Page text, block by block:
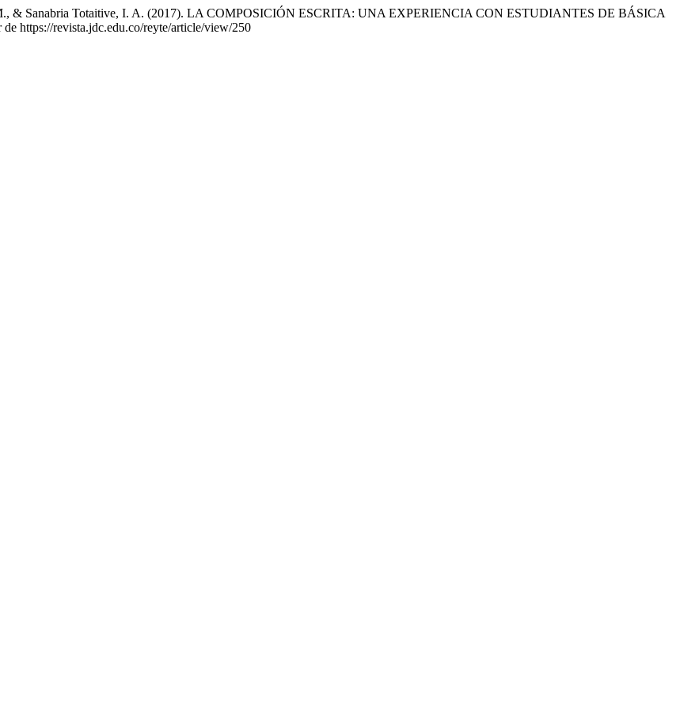
& Sanabria Totaitive, I. A. (2017). LA COMPOSICIÓN ESCRITA: UNA EXPERIENCIA CON ESTUDIANTES DE BÁSICA
https://revista.jdc.edu.co/reyte/article/view/250